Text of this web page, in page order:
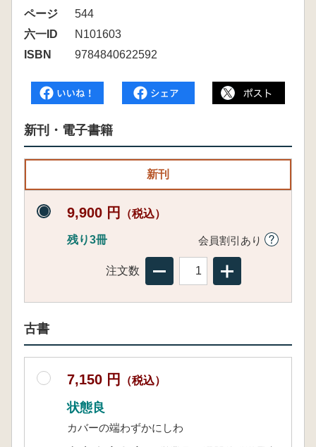
ページ
544
六一ID
N101603
ISBN
9784840622592
新刊・電子書籍
新刊
9,900 円 （税込）
残り3冊 会員割引あり
注文数
古書
7,150 円 （税込）
状態良
カバーの端わずかにしわ